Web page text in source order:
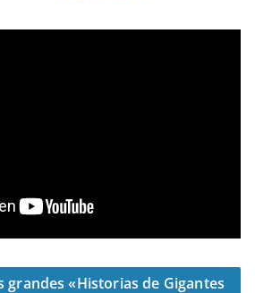
grandes «Historias de Gigantes